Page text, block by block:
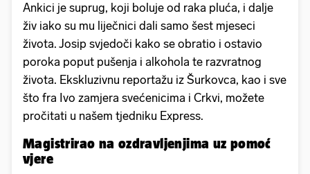
Ankici je suprug, koji boluje od raka pluća, i dalje
živ iako su mu liječnici dali samo šest mjeseci
života. Josip svjedoči kako se obratio i ostavio
poroka poput pušenja i alkohola te razvratnog
života. Ekskluzivnu reportažu iz Šurkovca, kao i sve
što fra Ivo zamjera svećenicima i Crkvi, možete
pročitati u našem tjedniku Express.
Magistrirao na ozdravljenjima uz pomoć
vjere